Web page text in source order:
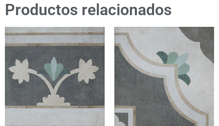
Productos relacionados